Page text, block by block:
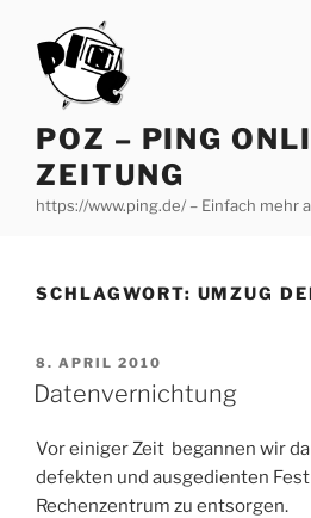
Inhalt
springen
POZ – PING
ZEITUNG
https://www.ping.de/ – Einfach mehr
SCHLAGWORT: UMZUG
VERÖFFENTLICHT
AM
8. APRIL 2010
Datenvernichtung
Vor einiger Zeit begannen wir
defekten und ausgedienten
Rechenzentrum zu entsorgen.